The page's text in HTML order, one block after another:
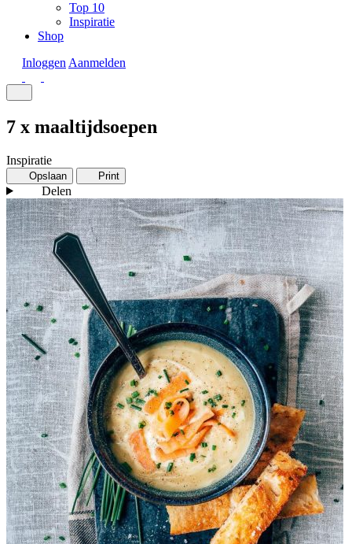
Top 10
Inspiratie
Shop
Inloggen Aanmelden
7 x maaltijdsoepen
Inspiratie
Opslaan Print
Delen